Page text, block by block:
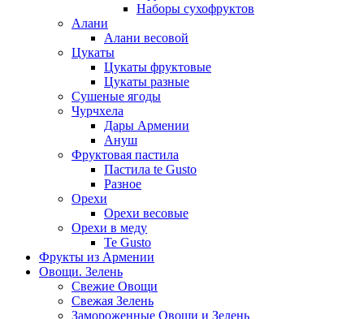
Наборы сухофруктов
Алани
Алани весовой
Цукаты
Цукаты фруктовые
Цукаты разные
Сушеные ягоды
Чурчхела
Дары Армении
Ануш
Фруктовая пастила
Пастила te Gusto
Разное
Орехи
Орехи весовые
Орехи в меду
Te Gusto
Фрукты из Армении
Овощи. Зелень
Свежие Овощи
Свежая Зелень
Замороженные Овощи и Зелень